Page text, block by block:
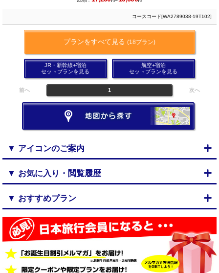
コースコード[WA2789038-19T102]
プランをすべて見る (18プラン)
JR・新幹線+宿泊
セットプランを見る
航空+宿泊
セットプランを見る
前へ 1 次へ
▼ アイコンのご案内
▼ お気に入り・閲覧履歴
▼ おすすめプラン